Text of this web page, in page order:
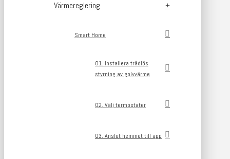
Värmereglering
Smart Home
01. Installera trådlös
styrning av golvvärme
02. Välj termostater
03. Anslut hemmet till app